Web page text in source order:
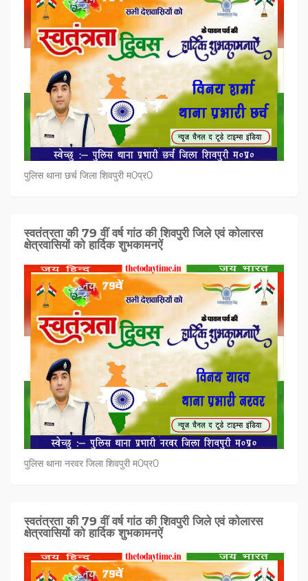
पुलिस थाना छर्च जिला शिवपुरी म0प्र0
स्वतंत्रता की 79 वीं वर्ष गांठ की शिवपुरी जिले एवं कोलारस
क्षेत्रवासियों को हार्दिक शुभकामनऐं
पुलिस थाना नरवर जिला शिवपुरी म0प्र0
स्वतंत्रता की 79 वीं वर्ष गांठ की शिवपुरी जिले एवं कोलारस
क्षेत्रवासियों को हार्दिक शुभकामनऐं